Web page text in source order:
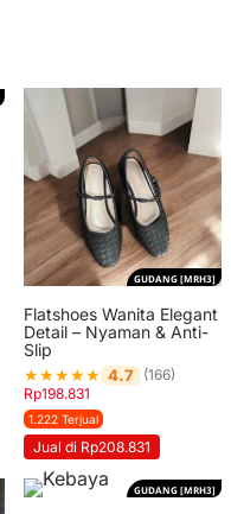
GUDANG [MRH3]
Flatshoes Wanita Elegant
Detail – Nyaman & Anti-
Slip
★★★★★ 4.7
(166)
Rp198.831
1.222 Terjual
Jual di Rp208.831
GUDANG [MRH3]